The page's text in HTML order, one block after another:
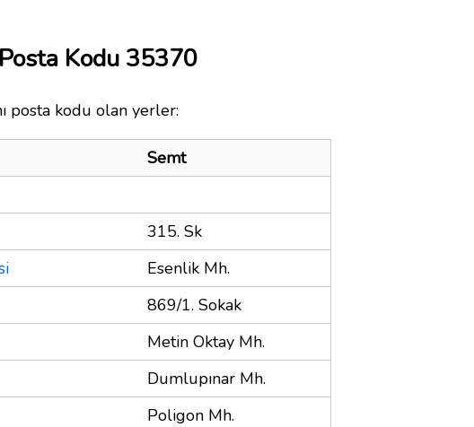
Kodu 35370
posta kodu olan yerler:
Semt
315. Sk
Esenlik Mh.
869/1. Sokak
Metin Oktay Mh.
Dumlupınar Mh.
Poligon Mh.